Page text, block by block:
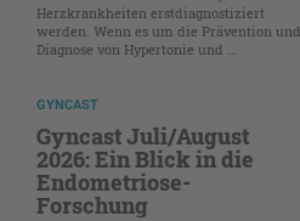
Herzkrankheiten erstdiagnostiziert
werden. Wenn es um die Prävention und
Diagnose von Hypertonie und ...
GYNCAST
Gyncast Juli/August
2026: Ein Blick in die
Endometriose-
Forschung